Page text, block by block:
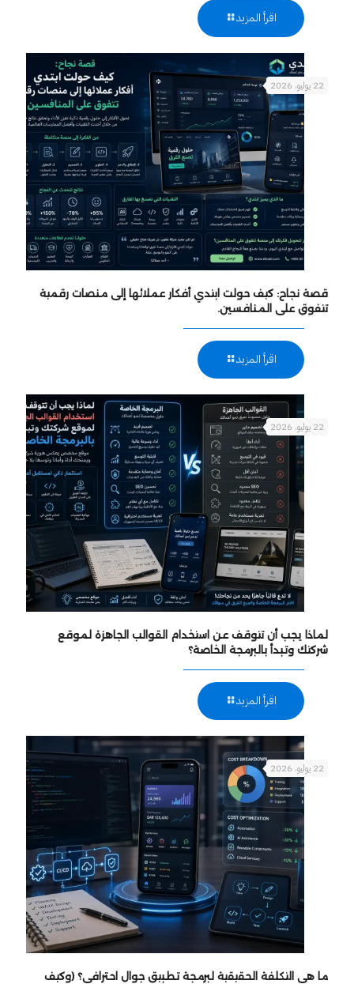
اقرأ المزيد
22 يوليو، 2026
قصة نجاح: كيف حولت ابتدي أفكار عملائها إلى منصات رقمية
تتفوق على المنافسين.
اقرأ المزيد
22 يوليو، 2026
لماذا يجب أن تتوقف عن استخدام القوالب الجاهزة لموقع
شركتك وتبدأ بالبرمجة الخاصة؟
اقرأ المزيد
22 يوليو، 2026
ما هي التكلفة الحقيقية لبرمجة تطبيق جوال احترافي؟ (وكيف